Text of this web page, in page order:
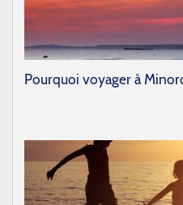
Pourquoi voyager à